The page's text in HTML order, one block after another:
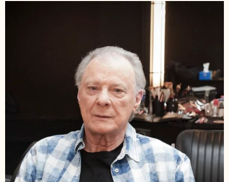
le 31 juillet 2024. Sa
famille et ses amis
dont L.Voulzy,
H.Léonard et B.Sauvat
sont venus lui rendre
un dernier hommage.
Pascal Danel est
décédé le 25 juillet
2024, victime d'un
malaise cardiaque
après une opération, à
l'âge de 80 ans. ©
Romain Doucelin /
Bestimage